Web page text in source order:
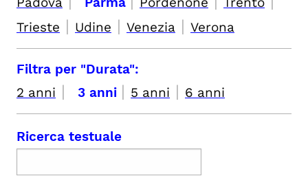
Trieste | Udine | Venezia | Verona
Filtra per "Durata":
2 anni | 3 anni | 5 anni | 6 anni
Ricerca testuale